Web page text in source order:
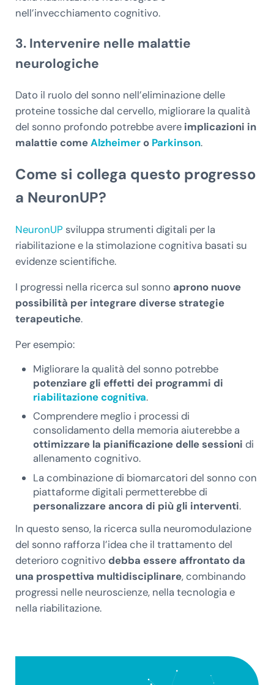
nell’invecchiamento cognitivo.
3. Intervenire nelle malattie
neurologiche
Dato il ruolo del sonno nell’eliminazione delle
proteine tossiche dal cervello, migliorare la qualità
del sonno profondo potrebbe avere implicazioni in
malattie comeAlzheimero Parkinson.
Come si collega questo progresso
a NeuronUP?
NeuronUP sviluppa strumenti digitali per la
riabilitazione e la stimolazione cognitiva basati su
evidenze scientifiche.
I progressi nella ricerca sul sonno aprono nuove
possibilità per integrare diverse strategie
terapeutiche.
Per esempio:
Migliorare la qualità del sonno potrebbe
potenziare gli effetti dei programmi di
riabilitazione cognitiva.
Comprendere meglio i processi di
consolidamento della memoria aiuterebbe a
ottimizzare la pianificazione delle sessioni di
allenamento cognitivo.
La combinazione di biomarcatori del sonno con
piattaforme digitali permetterebbe di
personalizzare ancora di più gli interventi.
In questo senso, la ricerca sulla neuromodulazione
del sonno rafforza l’idea che il trattamento del
deterioro cognitivo debba essere affrontato da
una prospettiva multidisciplinare, combinando
progressi nelle neuroscienze, nella tecnologia e
nella riabilitazione.